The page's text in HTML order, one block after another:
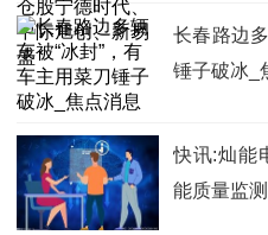
长春路边
锤子破冰_
快讯:灿能
能质量监